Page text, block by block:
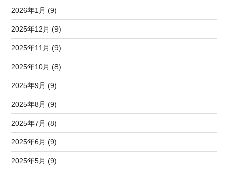
2026年1月 (9)
2025年12月 (9)
2025年11月 (9)
2025年10月 (8)
2025年9月 (9)
2025年8月 (9)
2025年7月 (8)
2025年6月 (9)
2025年5月 (9)